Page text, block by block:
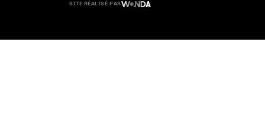
SITE RÉALISÉ PAR